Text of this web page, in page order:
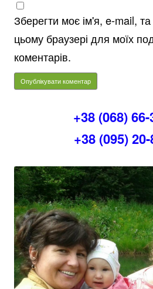
Зберегти моє ім'я, e-mail,
цьому браузері для моїх
коментарів.
+38 (068) 66-
+38 (095)